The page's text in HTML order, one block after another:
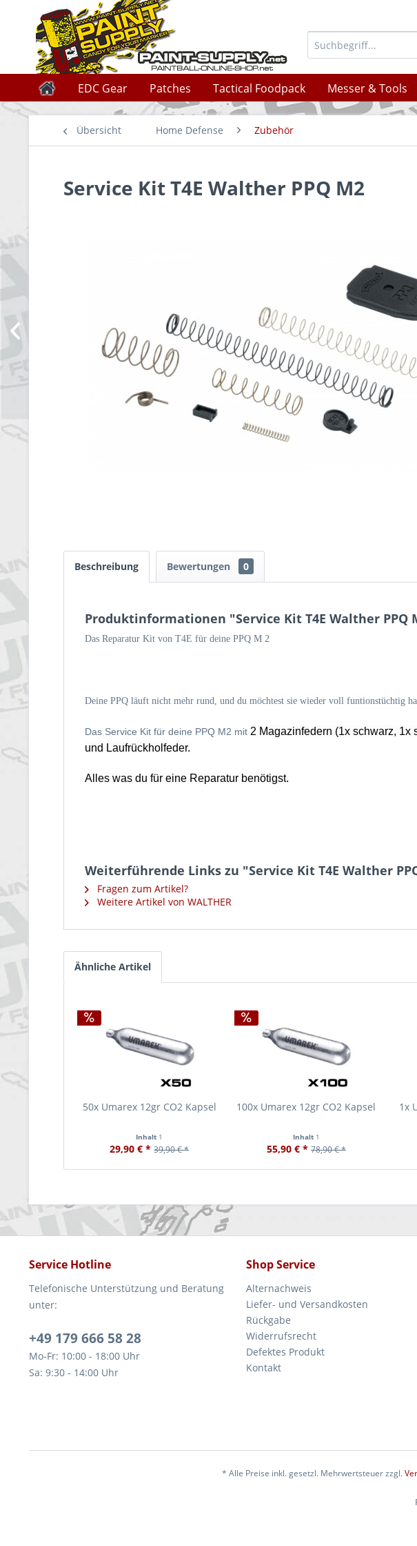
EDC Gear Patches Tactical Foodpack Messer & Tools
Übersicht Home Defense Zubehör
Service Kit T4E Walther PPQ M2
Beschreibung Bewertungen 0
Produktinformationen "Service Kit T4E Walther PPQ
Das Reparatur Kit von T4E für deine PPQ M 2
Deine PPQ läuft nicht mehr rund, und du möchtest sie wieder voll funtionstüchtig
Das Service Kit für deine PPQ M2 mit 2 Magazinfedern (1x schwarz,
und Laufrückholfeder.
Alles was du für eine Reparatur benötigst.
Weiterführende Links zu "Service Kit T4E Walther
Fragen zum Artikel?
Weitere Artikel von WALTHER
Ähnliche Artikel
50x Umarex 12gr CO2 Kapsel
Inhalt 1
29,90 € * 39,90 € *
100x Umarex 12gr CO2 Kapsel
Inhalt 1
55,90 € * 78,90 € *
1x
Service Hotline
Telefonische Unterstützung und Beratung
unter:
+49 179 666 58 28
Mo-Fr: 10:00 - 18:00 Uhr
Sa: 9:30 - 14:00 Uhr
Shop Service
Alternachweis
Liefer- und Versandkosten
Rückgabe
Widerrufsrecht
Defektes Produkt
Kontakt
* Alle Preise inkl. gesetzl. Mehrwertsteuer zzgl.